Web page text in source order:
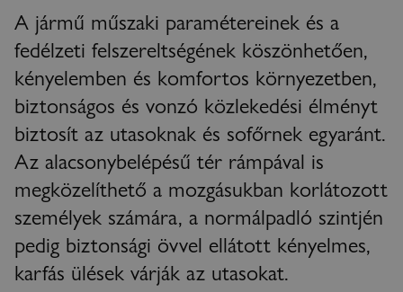
A jármű műszaki paramétereinek és a
fedélzeti felszereltségének köszönhetően,
kényelemben és komfortos környezetben,
biztonságos és vonzó közlekedési élményt
biztosít az utasoknak és sofőrnek egyaránt.
Az alacsonybelépésű tér rámpával is
megközelíthető a mozgásukban korlátozott
személyek számára, a normálpadló szintjén
pedig biztonsági övvel ellátott kényelmes,
karfás ülések várják az utasokat.